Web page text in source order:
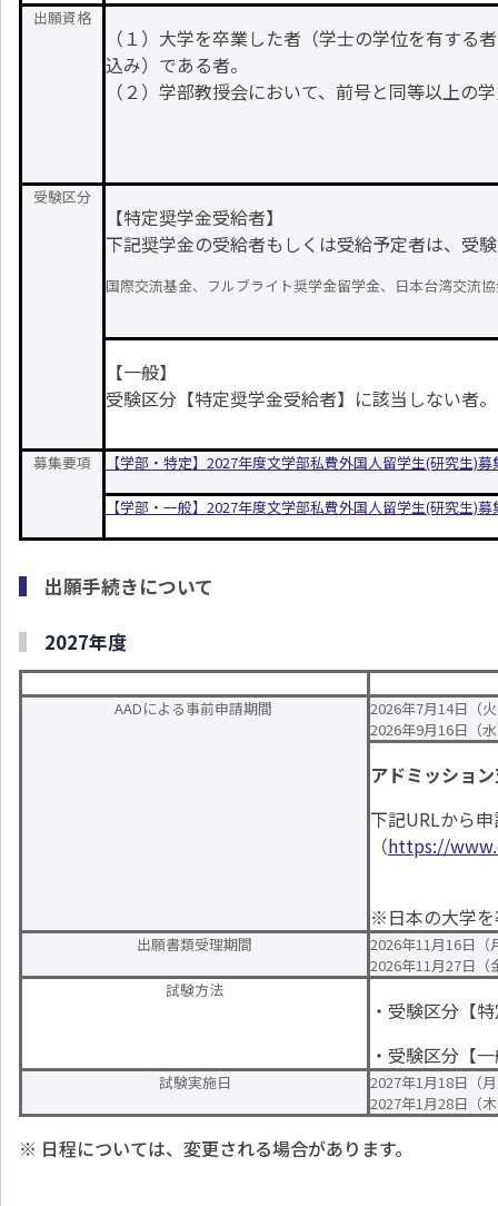
出願資格
（１）大学を卒業した者（学士の学位を有す
込み）である者。
（２）学部教授会において、前号と同等以上の
受験区分
【特定奨学金受給者】
下記奨学金の受給者もしくは受給予定者は、受
国際交流基金、フルブライト奨学金留学金、日本台湾交
【一般】
受験区分【特定奨学金受給者】に該当しない者。
募集要項 【学部・特定】2027年度文学部私費外国人留学生(研究生)
【学部・一般】2027年度文学部私費外国人留学生(研究生)
出願手続きについて
2027年度
AADによる事前申請期間 2026年7月14日（
2026年9月16日（
アドミッショ
下記URLから
（https://
※日本の大学を
出願書類受理期間 2026年11月16日（
2026年11月27日（
試験方法
・受験区分【
・受験区分【
試験実施日
2027年1月18日（
2027年1月28日（
※ 日程については、変更される場合があります。